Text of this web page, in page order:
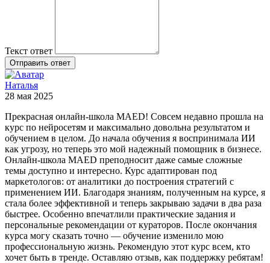
Текст ответ
Отправить ответ
Наталья
28 мая 2025
Прекрасная онлайн-школа MAED! Совсем недавно прошла на
курс по нейросетям и максимально довольна результатом и
обучением в целом. До начала обучения я воспринимала ИИ
как угрозу, но теперь это мой надежный помощник в бизнесе.
Онлайн-школа MAED преподносит даже самые сложные
темы доступно и интересно. Курс адаптирован под
маркетологов: от аналитики до построения стратегий с
применением ИИ. Благодаря знаниям, полученным на курсе, я
стала более эффективной и теперь закрываю задачи в два раза
быстрее. Особенно впечатлили практические задания и
персональные рекомендации от кураторов. После окончания
курса могу сказать точно — обучение изменило мою
профессиональную жизнь. Рекомендую этот курс всем, кто
хочет быть в тренде. Оставляю отзыв, как поддержку ребятам!